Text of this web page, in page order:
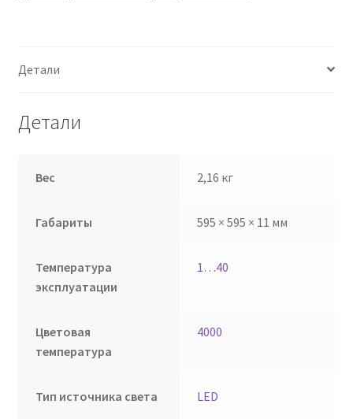
Детали
Детали
Вес 2,16 кг
Габариты 595 × 595 × 11 мм
Температура
эксплуатации
1…40
Цветовая
температура
4000
Тип источника света LED